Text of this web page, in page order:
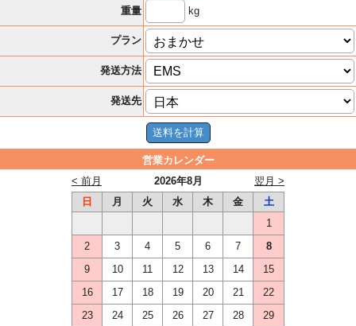
重量
kg
プラン
発送方法
発送先
営業カレンダー
2026年8月
< 前月
翌月 >
日
月 火 水 木 金
土
1
2
3 4 5 6 7
8
9
10 11 12 13 14
15
16
17 18 19 20 21
22
23
24 25 26 27 28
29